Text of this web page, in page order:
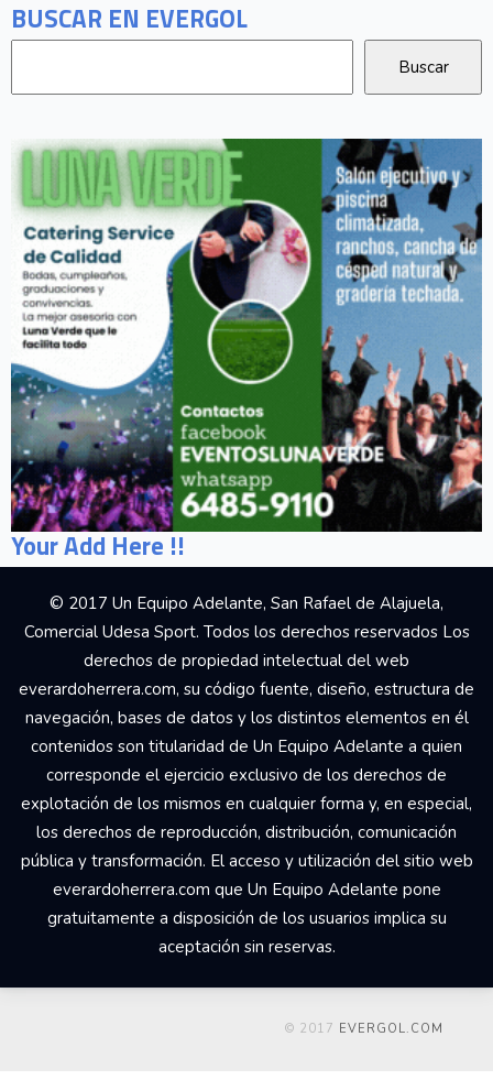
BUSCAR EN EVERGOL
Your Add Here !!
© 2017 Un Equipo Adelante, San Rafael de Alajuela,
Comercial Udesa Sport. Todos los derechos reservados Los
derechos de propiedad intelectual del web
everardoherrera.com, su código fuente, diseño, estructura de
navegación, bases de datos y los distintos elementos en él
contenidos son titularidad de Un Equipo Adelante a quien
corresponde el ejercicio exclusivo de los derechos de
explotación de los mismos en cualquier forma y, en especial,
los derechos de reproducción, distribución, comunicación
pública y transformación. El acceso y utilización del sitio web
everardoherrera.com que Un Equipo Adelante pone
gratuitamente a disposición de los usuarios implica su
aceptación sin reservas.
© 2017 EVERGOL.COM